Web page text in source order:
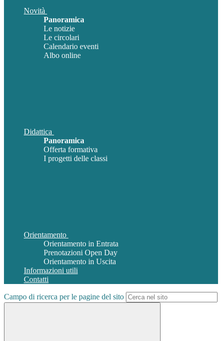
Novità
Panoramica
Le notizie
Le circolari
Calendario eventi
Albo online
Didattica
Panoramica
Offerta formativa
I progetti delle classi
Orientamento
Orientamento in Entrata
Prenotazioni Open Day
Orientamento in Uscita
Informazioni utili
Contatti
Campo di ricerca per le pagine del sito